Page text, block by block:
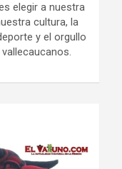
elegir a nuestra
cultura, la
y el orgullo